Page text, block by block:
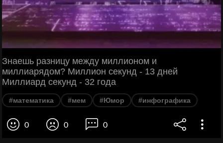
Знаешь разницу между миллионом и
миллиарядом? Миллион секунд - 13 дней
Миллиард секунд - 32 года
#математика #мем #Юмор #инфографика
0 0 0